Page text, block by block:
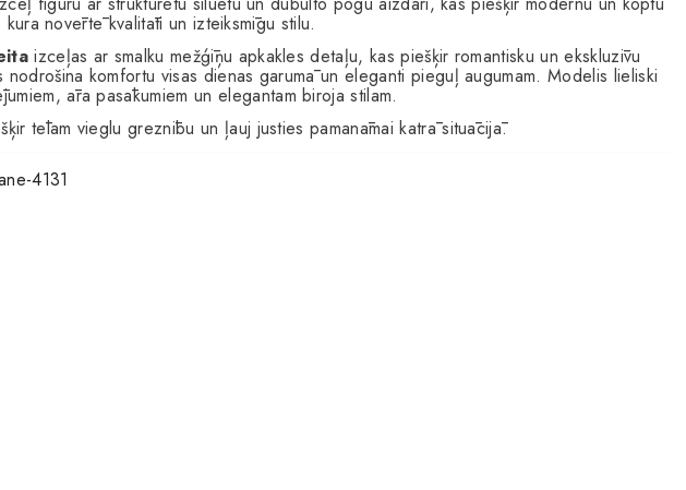
novērtē kvalitāti un izteiksmīgu stilu.
izceļas ar smalku mežģīņu apkakles detaļu, kas piešķir romantisku un ekskluzīvu
nodrošina komfortu visas dienas garumā un eleganti pieguļ augumam. Modelis lieliski
āra pasākumiem un elegantam biroja stilam.
tēlam vieglu greznību un ļauj justies pamanāmai katrā situācijā.
4131